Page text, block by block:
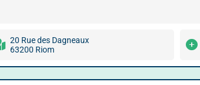
20 Rue des Dagneaux
63200 Riom